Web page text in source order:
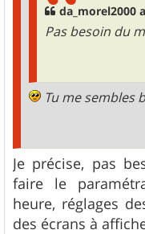
da_morel2000
Pas besoin du
Tu me sembles
Je précise, pas
faire le
heure, réglages
des écrans à